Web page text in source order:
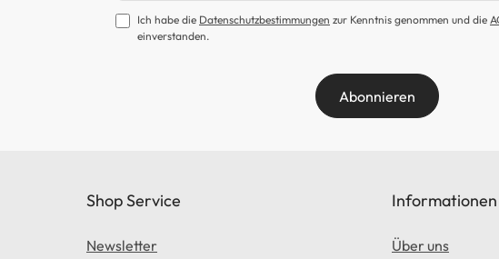
Ich habe die Datenschutzbestimmungen zur Kenntnis genommen und die
einverstanden.
Abonnieren
Shop Service
Newsletter
Informationen
Über uns